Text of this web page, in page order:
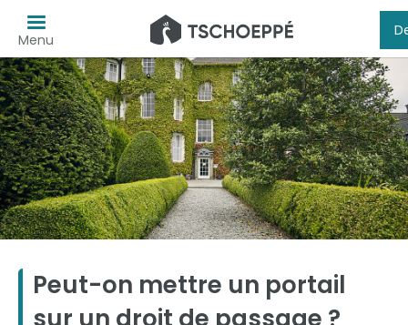
Menu
Peut-on mettre un portail